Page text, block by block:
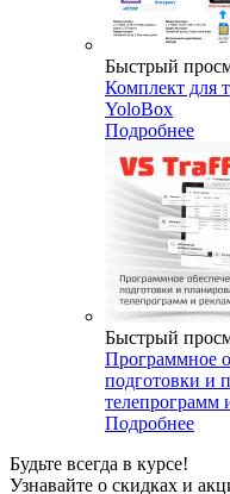
Быстрый
Комплект для
YoloBox
Подробнее
Быстрый
Программное
подготовки и
телепрограмм
Подробнее
Будьте всегда в курсе!
Узнавайте о скидках и